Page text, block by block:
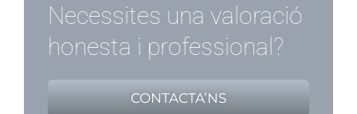
Necessites una valoració
honesta i professional?
CONTACTA’NS